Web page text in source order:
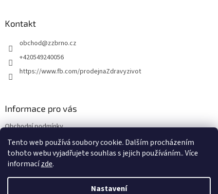
Tento web používá soubory cookie. Dalším procházením
tohoto webu vyjadřujete souhlas s jejich používáním.. Více
informacízde.
Nastavení
Kontakt
obchod@zzbrno.cz
+420549240056
https://www.fb.com/prodejnaZdravyzivot
Informace pro vás
Obchodní podmínky
Podmínky ochrany osobních údajů